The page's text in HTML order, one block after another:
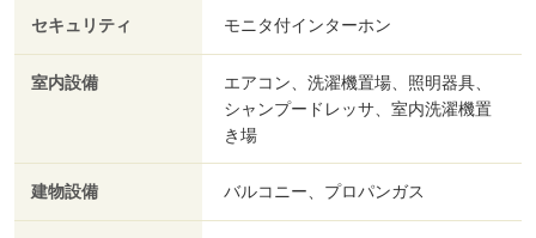
セキュリティ モニタ付インターホン
室内設備
エアコン、洗濯機置場、照明器具、
シャンプードレッサ、室内洗濯機置
き場
建物設備 バルコニー、プロパンガス